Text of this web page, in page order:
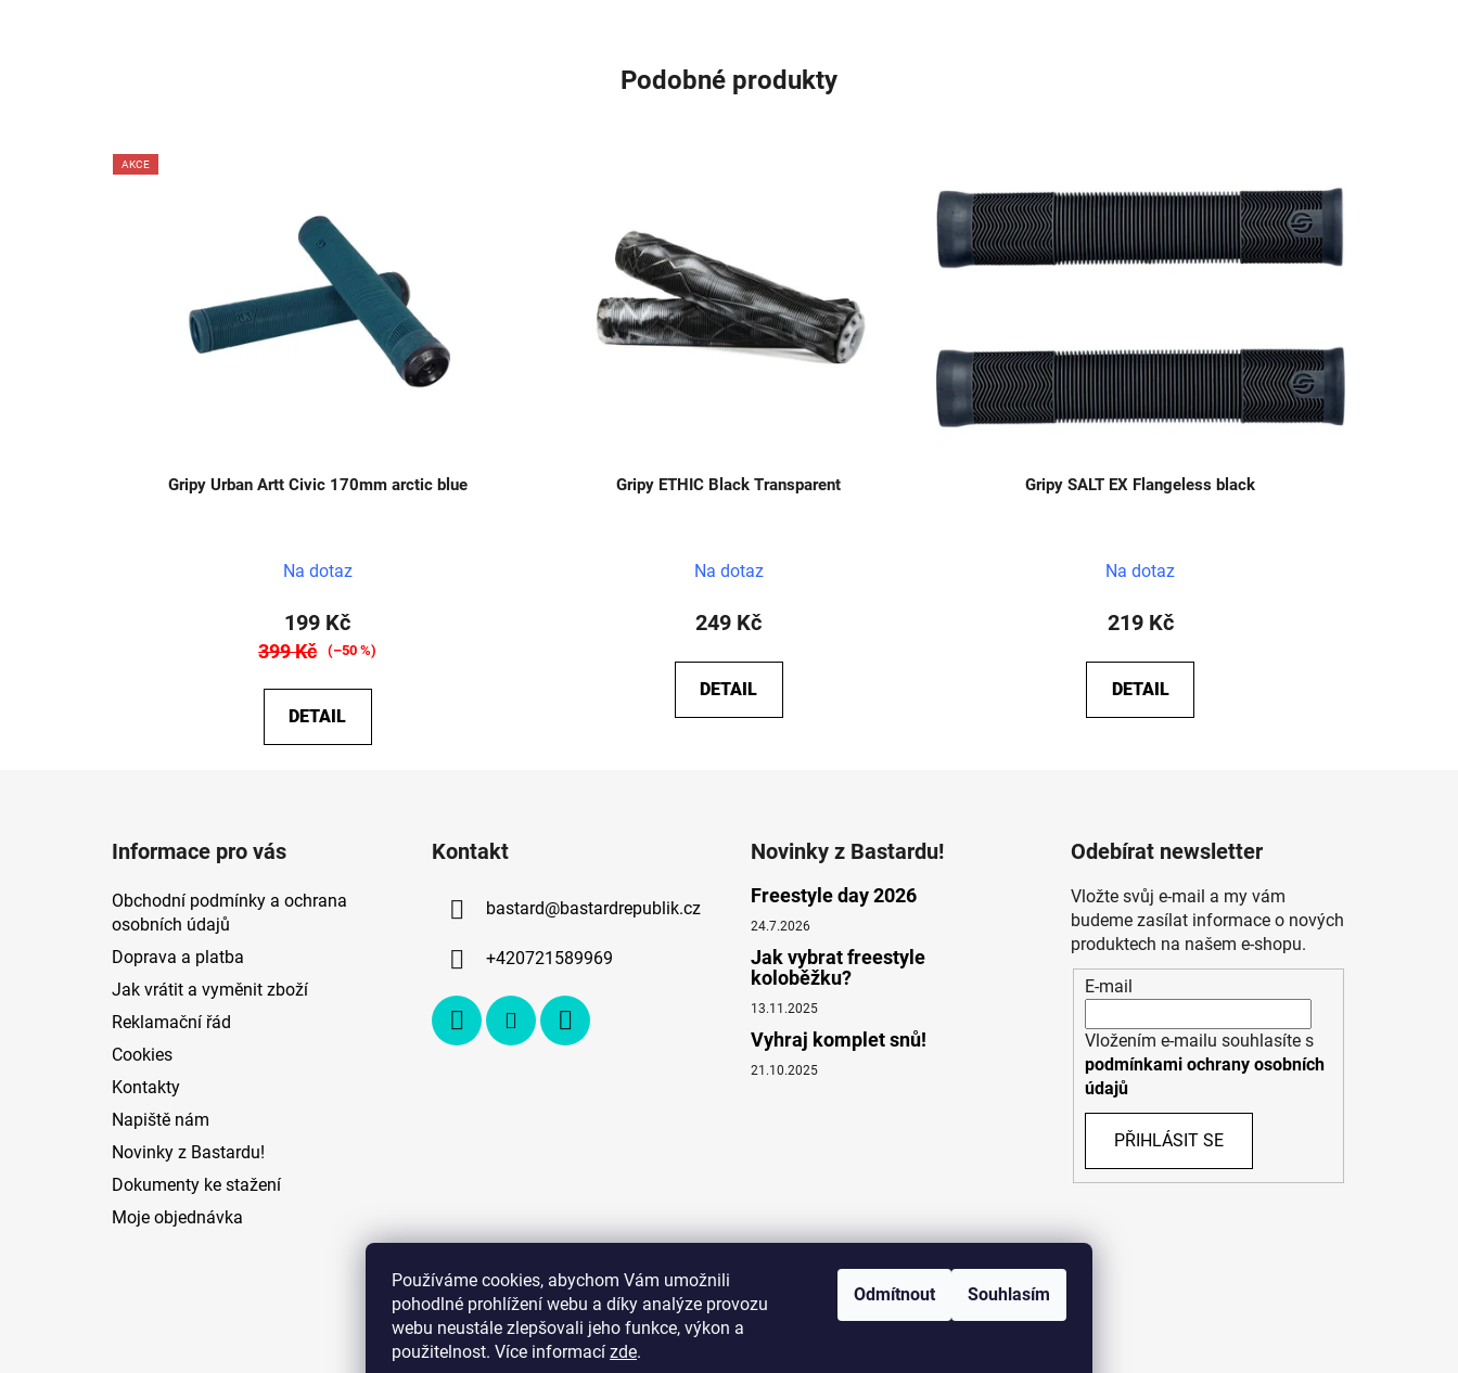
Používáme cookies, abychom Vám umožnili
pohodlné prohlížení webu a díky analýze provozu
webu neustále zlepšovali jeho funkce, výkon a
použitelnost. Více informací zde.
Odmítnout Souhlasím
Podobné produkty
AKCE
Gripy Urban Artt Civic 170mm arctic blue
Na dotaz
199 Kč
399 Kč (–50 %)
DETAIL
Gripy ETHIC Black Transparent
Na dotaz
249 Kč
DETAIL
Gripy SALT EX Flangeless black
Na dotaz
219 Kč
DETAIL
Informace pro vás
Obchodní podmínky a ochrana
osobních údajů
Doprava a platba
Jak vrátit a vyměnit zboží
Reklamační řád
Cookies
Kontakty
Napiště nám
Novinky z Bastardu!
Dokumenty ke stažení
Moje objednávka
Kontakt
bastard@bastardrepublik.cz
+420721589969
Novinky z Bastardu!
Freestyle day 2026
24.7.2026
Jak vybrat freestyle
koloběžku?
13.11.2025
Vyhraj komplet snů!
21.10.2025
Odebírat newsletter
Vložte svůj e-mail a my vám
budeme zasílat informace o nových
produktech na našem e-shopu.
E-mail
Vložením e-mailu souhlasíte s
podmínkami ochrany osobních
údajů
PŘIHLÁSIT SE